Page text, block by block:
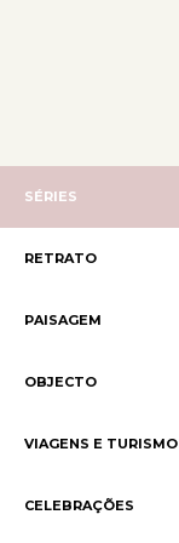
SÉRIES
RETRATO
PAISAGEM
OBJECTO
VIAGENS E TURISMO
CELEBRAÇÕES